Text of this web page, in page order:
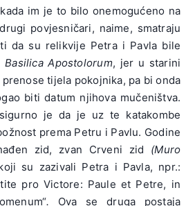
im je to bilo onemogućeno na
povjesničari, naime, smatraju
da su relikvije Petra i Pavla bile
Basilica Apostolorum, jer u starini
tijela pokojnika, pa bi onda
biti datum njihova mučeništva.
je da je uz te katakombe
prema Petru i Pavlu. Godine
zid, zvan Crveni zid (Muro
su zazivali Petra i Pavla, npr.:
pro Victore: Paule et Petre, in
. Ova se druga postaja